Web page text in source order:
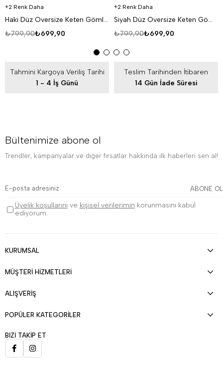
2 Renk Daha
Haki Düz Oversize Keten Gömlek VS4050
₺699,90
₺799,90
2 Renk Daha
Siyah Düz Oversize Keten Gömlek VS4050
₺699,90
₺799,90
Tahmini Kargoya Veriliş Tarihi
1 - 4 İş Günü
Teslim Tarihinden İtibaren
14 Gün İade Süresi
Bültenimize abone ol
Trendler, kampanyalar ve diğer fırsatlar hakkında ilk haberleri sen al!
ABONE OL
Üyelik koşullarını ve kişisel verilerimin korunmasını kabul
ediyorum.
KURUMSAL
MÜŞTERİ HİZMETLERİ
ALIŞVERİŞ
POPÜLER KATEGORİLER
BİZİ TAKİP ET